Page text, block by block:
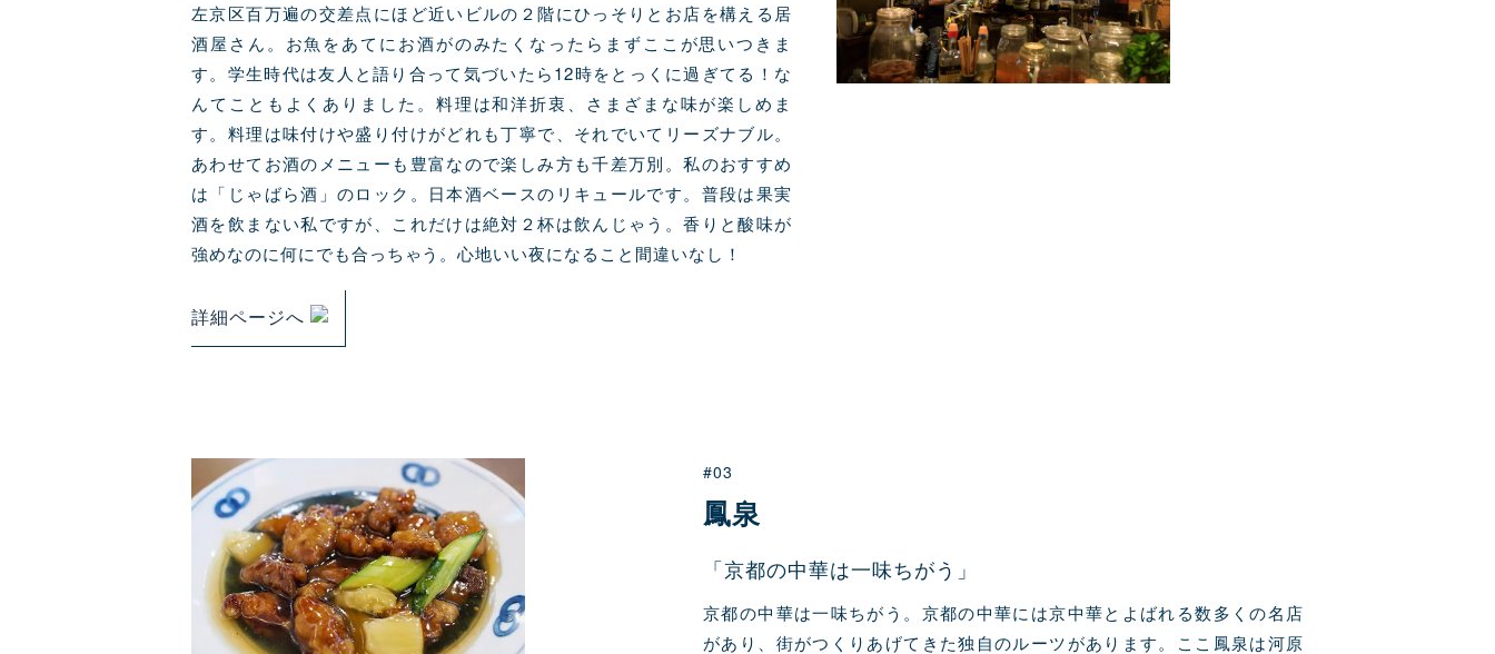
左京区百万遍の交差点にほど近いビルの２階にひっそりとお店を構える居
酒屋さん。お魚をあてにお酒がのみたくなったらまずここが思いつきま
す。学生時代は友人と語り合って気づいたら12時をとっくに過ぎてる！な
んてこともよくありました。料理は和洋折衷、さまざまな味が楽しめま
す。料理は味付けや盛り付けがどれも丁寧で、それでいてリーズナブル。
あわせてお酒のメニューも豊富なので楽しみ方も千差万別。私のおすすめ
は「じゃばら酒」のロック。日本酒ベースのリキュールです。普段は果実
酒を飲まない私ですが、これだけは絶対２杯は飲んじゃう。香りと酸味が
強めなのに何にでも合っちゃう。心地いい夜になること間違いなし！
詳細ページへ
#03
鳳泉
「京都の中華は一味ちがう」
京都の中華は一味ちがう。京都の中華には京中華とよばれる数多くの名店
があり、街がつくりあげてきた独自のルーツがあります。ここ鳳泉は河原